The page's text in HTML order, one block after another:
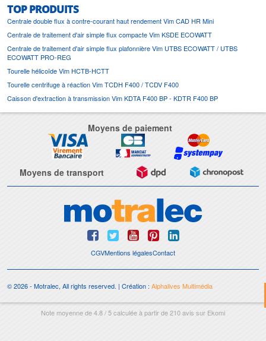
TOP PRODUITS
Centrale double flux à contre-courant haut rendement Vim CAD HR Mini
Centrale de traitement d'air simple flux compacte Vim KSDE ECOWATT
Centrale de traitement d'air simple flux plafonnière Vim UTBS ECOWATT / UTBS
ECOWATT PRO-REG
Tourelle hélicoïde Vim HCTB-HCTT
Tourelle centrifuge à réaction Vim TCDH F400 / TCDV F400
Caisson d'extraction à transmission Vim KDTA F400 BP - KDTR F400 BP
Moyens de paiement
Moyens de transport
CGVMentions légalesContact
© 2026 - Motralec, All rights reserved. | Création : Alphalives Multimédia
Note moyenne de4.8/5calculée à partir de210avis sur Ekomi